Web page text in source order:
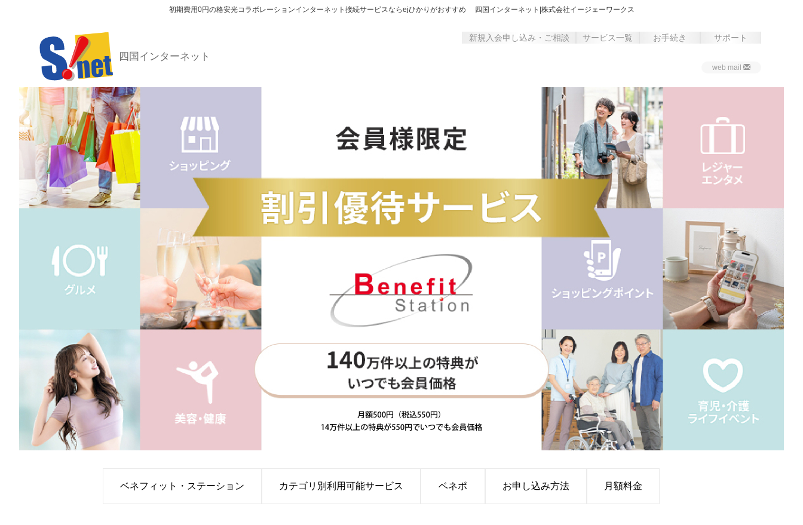
初期費用0円の格安光コラボレーションインターネット接続サービスならejひかりがおすすめ 四国インターネット|株式会社イージェーワークス
四国インターネット
新規入会申し込み・ご相談 サービス一覧 お手続き サポート
web mail
ベネフィット・ステーション カテゴリ別利用可能サービス ベネポ お申し込み方法 月額料金